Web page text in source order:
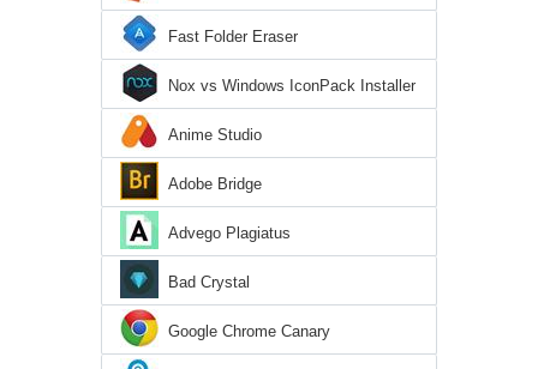
Fast Folder Eraser
Nox vs Windows IconPack Installer
Anime Studio
Adobe Bridge
Advego Plagiatus
Bad Crystal
Google Chrome Canary